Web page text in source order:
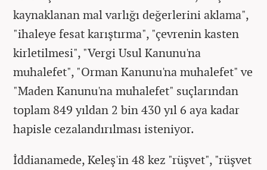
kaynaklanan mal varlığı değerlerini aklama",
"ihaleye fesat karıştırma", "çevrenin kasten
kirletilmesi", "Vergi Usul Kanunu'na
muhalefet", "Orman Kanunu'na muhalefet" ve
"Maden Kanunu'na muhalefet" suçlarından
toplam 849 yıldan 2 bin 430 yıl 6 aya kadar
hapisle cezalandırılması isteniyor.
İddianamede, Keleş'in 48 kez "rüşvet", "rüşvet